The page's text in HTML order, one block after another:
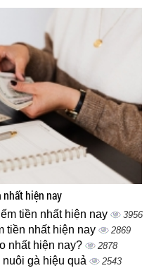
nhất hiện nay
tiền nhất hiện nay 3956
tiền nhất hiện nay 2869
nhất hiện nay? 2878
gà hiệu quả 2543